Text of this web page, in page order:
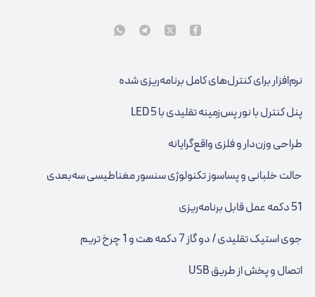
نرم‌افزار برای کنترل‌های کامل برنامه‌ریزی شده
پنل کنترل با نور پس‌زمینه تقلیدی با 5 LED
طراحی وزن‌دار و فلزی واقع‌گرایانه
حالت خلبانی و پسا‌سوز تکنولوژی سنسور مغناطیسی سه‌بعدی
51 دکمه عمل قابل برنامه‌ریزی
جوی استیک تقلیدی / دو گاز 7 دکمه هت و 1 چرخ تریم
اتصال و پخش از طریق USB